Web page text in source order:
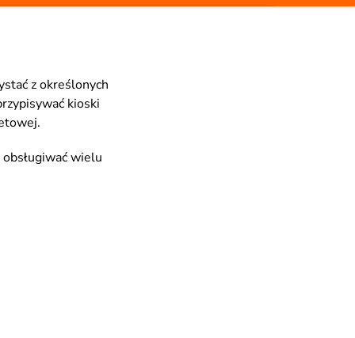
z określonych
kioski
wielu